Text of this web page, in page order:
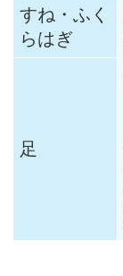
すね・ふく
らはぎ
足